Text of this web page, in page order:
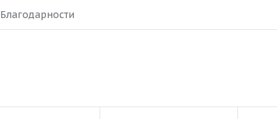
Благодарности